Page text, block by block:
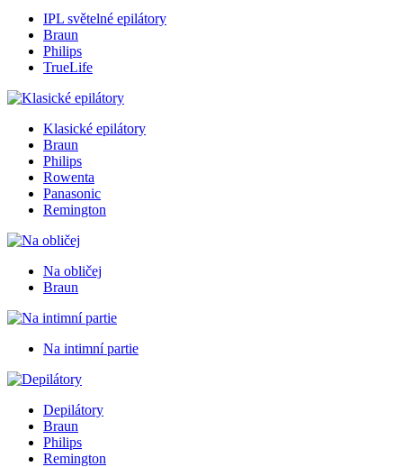
IPL světelné epilátory
Braun
Philips
TrueLife
Klasické epilátory
Braun
Philips
Rowenta
Panasonic
Remington
Na obličej
Braun
Na intimní partie
Depilátory
Braun
Philips
Remington